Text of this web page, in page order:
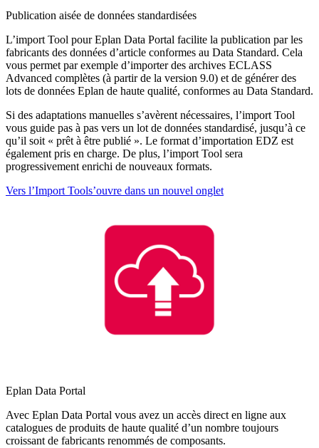
Publication aisée de données standardisées
L’import Tool pour Eplan Data Portal facilite la publication par les
fabricants des données d’article conformes au Data Standard. Cela
vous permet par exemple d’importer des archives ECLASS
Advanced complètes (à partir de la version 9.0) et de générer des
lots de données Eplan de haute qualité, conformes au Data Standard.
Si des adaptations manuelles s’avèrent nécessaires, l’import Tool
vous guide pas à pas vers un lot de données standardisé, jusqu’à ce
qu’il soit « prêt à être publié ». Le format d’importation EDZ est
également pris en charge. De plus, l’import Tool sera
progressivement enrichi de nouveaux formats.
Vers l’Import Tools’ouvre dans un nouvel onglet
Eplan Data Portal
Avec Eplan Data Portal vous avez un accès direct en ligne aux
catalogues de produits de haute qualité d’un nombre toujours
croissant de fabricants renommés de composants.